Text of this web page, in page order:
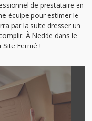
de prestataire en
équipe pour estimer le
par la suite dresser un
À Nedde dans le
Site Fermé !